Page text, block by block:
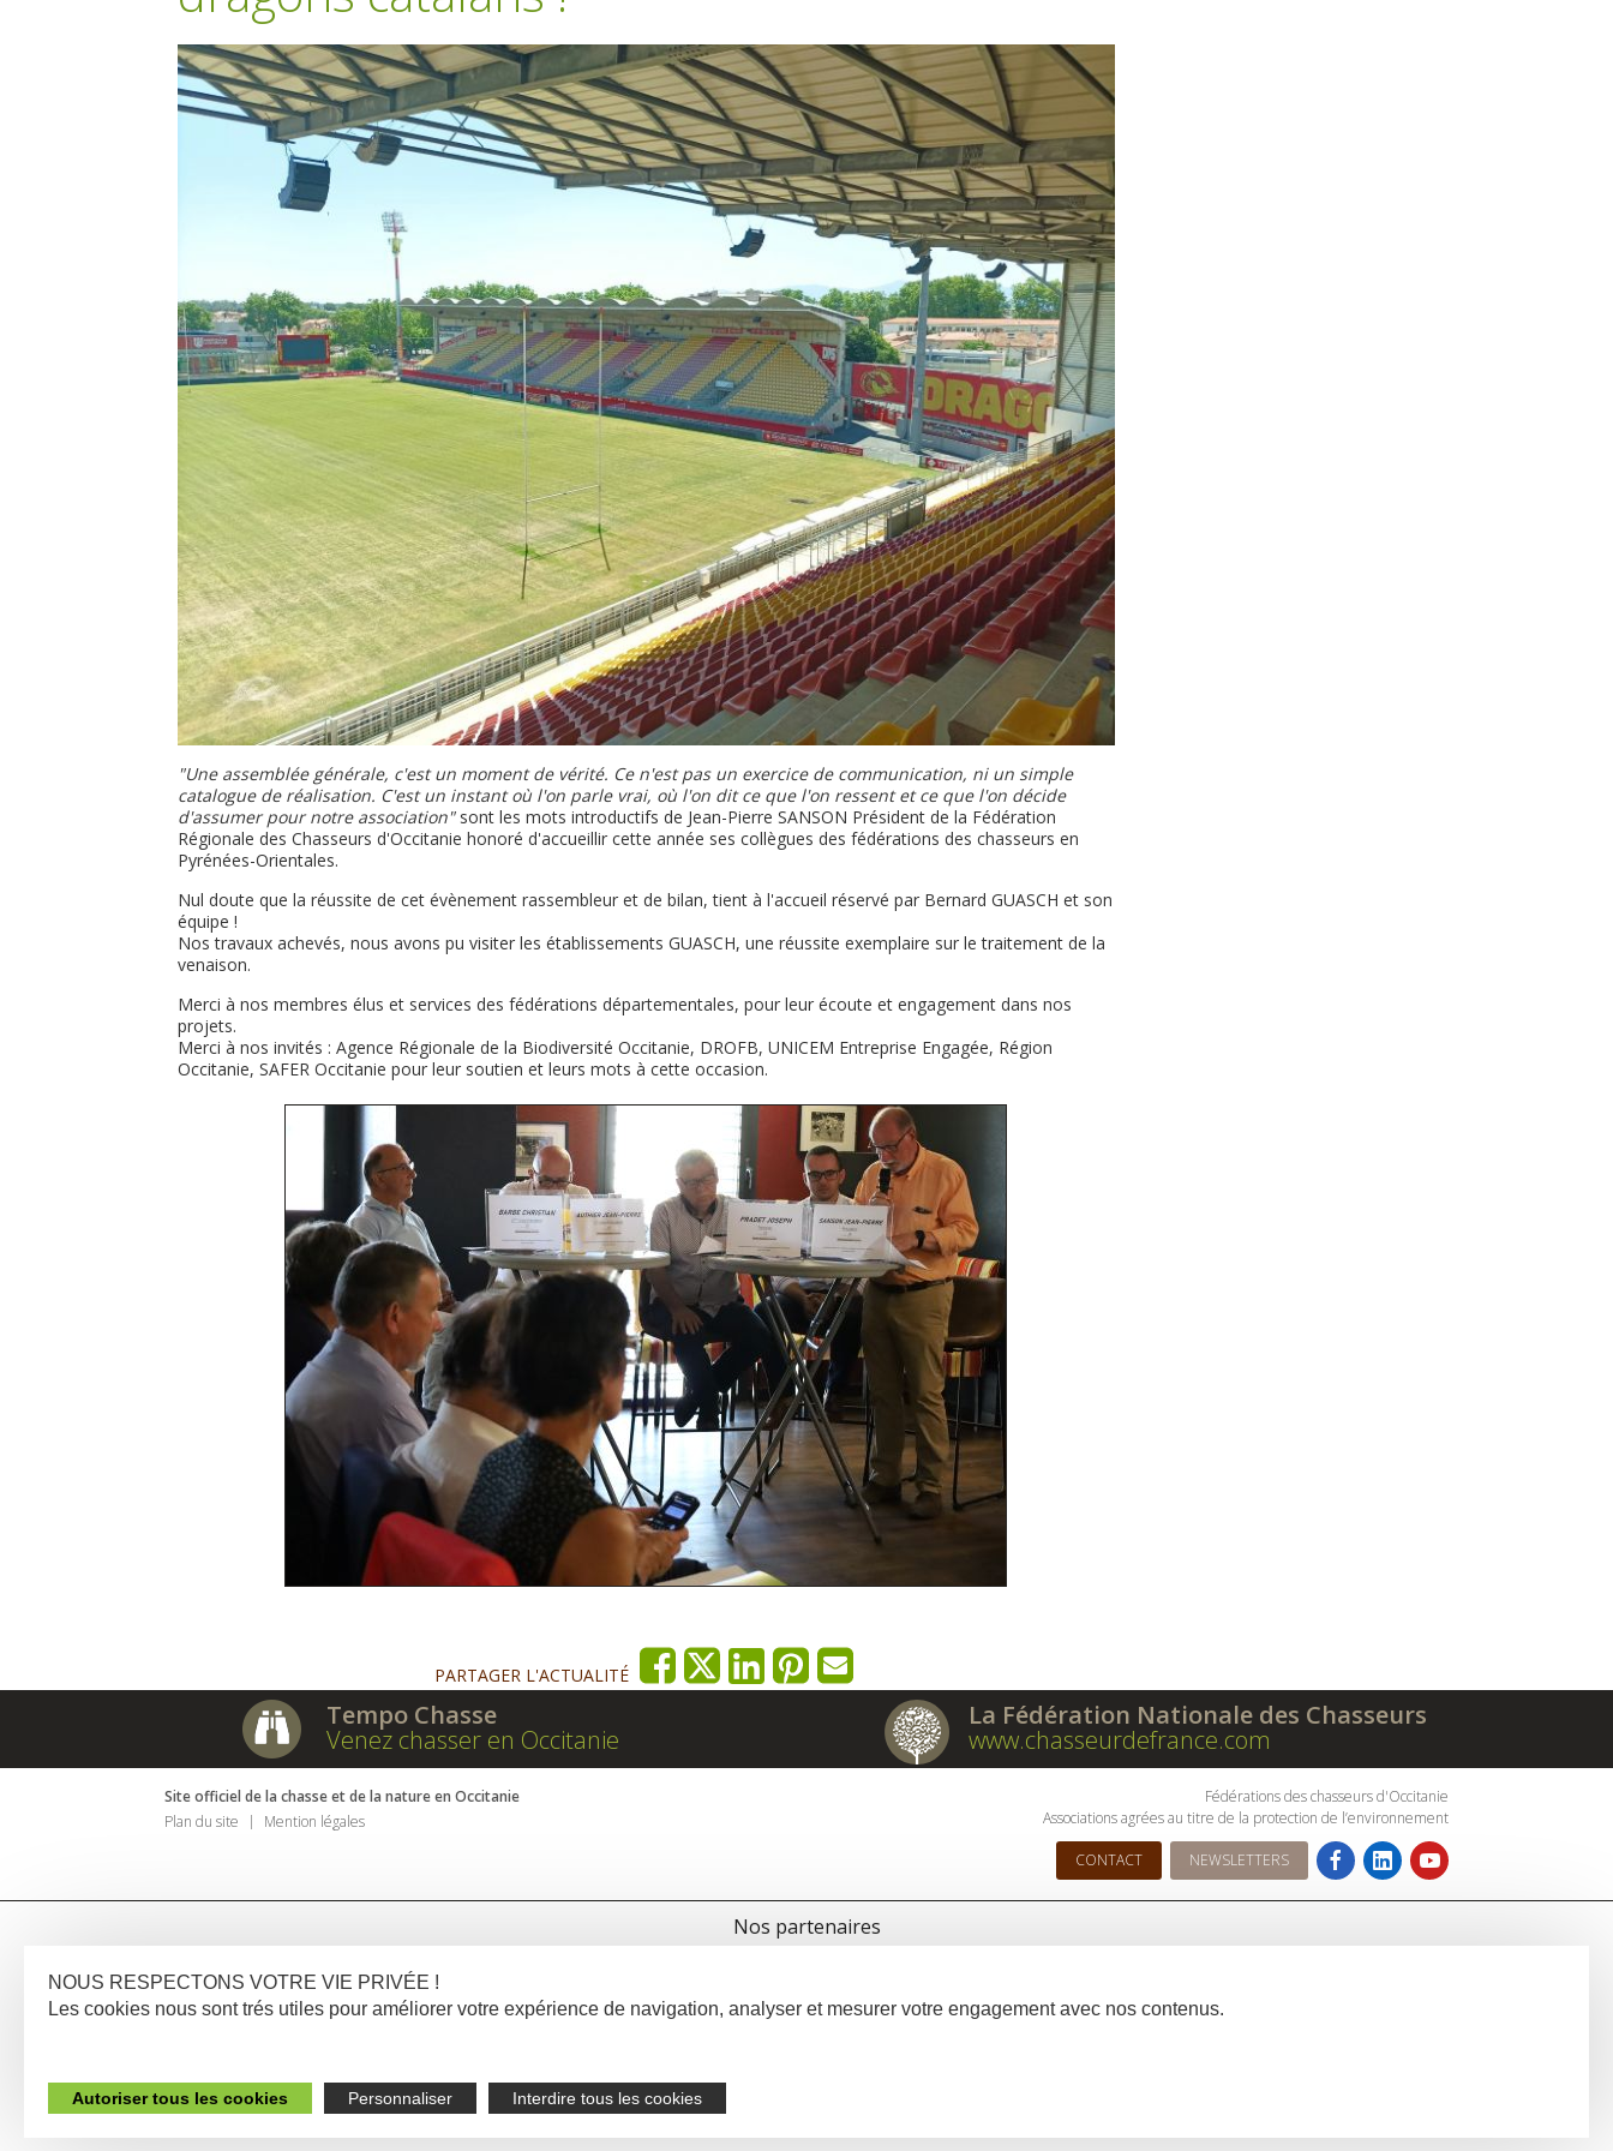
"Une assemblée générale, c'est un moment de vérité. Ce n'est pas un exercice de communication, ni un simple
catalogue de réalisation. C'est un instant où l'on parle vrai, où l'on dit ce que l'on ressent et ce que l'on décide
d'assumer pour notre association"sont les mots introductifs de Jean-Pierre SANSON Président de la Fédération
Régionale des Chasseurs d'Occitanie honoré d'accueillir cette année ses collègues des fédérations des chasseurs en
Pyrénées-Orientales.
Nul doute que la réussite de cet évènement rassembleur et de bilan, tient à l'accueil réservé par Bernard GUASCH et son
équipe !
Nos travaux achevés, nous avons pu visiter les établissements GUASCH, une réussite exemplaire sur le traitement de la
venaison.
Merci à nos membres élus et services des fédérations départementales, pour leur écoute et engagement dans nos
projets.
Merci à nos invités : Agence Régionale de la Biodiversité Occitanie, DROFB, UNICEM Entreprise Engagée, Région
Occitanie, SAFER Occitanie pour leur soutien et leurs mots à cette occasion.
PARTAGER L'ACTUALITÉ
Tempo Chasse
Venez chasser en Occitanie
La Fédération Nationale des Chasseurs
www.chasseurdefrance.com
Site officiel de la chasse et de la nature en Occitanie
Plan du site
Mention légales
Fédérations des chasseurs d'Occitanie
Associations agrées au titre de la protection de l’environnement
CONTACT NEWSLETTERS
Nos partenaires
NOUS RESPECTONS VOTRE VIE PRIVÉE !
Les cookies nous sont trés utiles pour améliorer votre expérience de navigation, analyser et mesurer votre engagement avec nos contenus.
Autoriser tous les cookies Personnaliser Interdire tous les cookies